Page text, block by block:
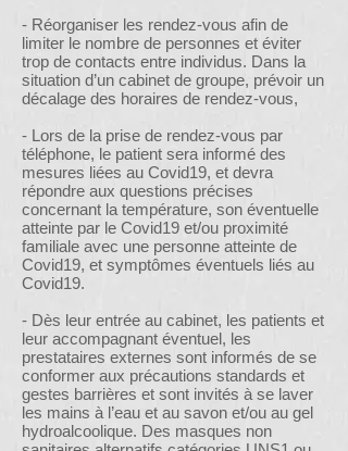
- Réorganiser les rendez-vous afin de
limiter le nombre de personnes et éviter
trop de contacts entre individus. Dans la
situation d’un cabinet de groupe, prévoir un
décalage des horaires de rendez-vous,
- Lors de la prise de rendez-vous par
téléphone, le patient sera informé des
mesures liées au Covid19, et devra
répondre aux questions précises
concernant la température, son éventuelle
atteinte par le Covid19 et/ou proximité
familiale avec une personne atteinte de
Covid19, et symptômes éventuels liés au
Covid19.
- Dès leur entrée au cabinet, les patients et
leur accompagnant éventuel, les
prestataires externes sont informés de se
conformer aux précautions standards et
gestes barrières et sont invités à se laver
les mains à l’eau et au savon et/ou au gel
hydroalcoolique. Des masques non